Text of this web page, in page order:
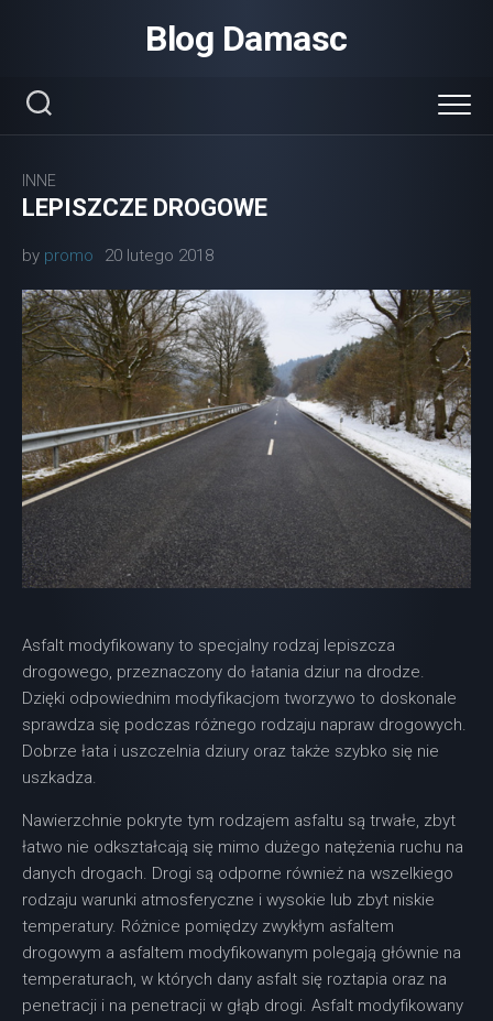
Blog Damasc
INNE
LEPISZCZE DROGOWE
by promo 20 lutego 2018
Asfalt modyfikowany to specjalny rodzaj lepiszcza
drogowego, przeznaczony do łatania dziur na drodze.
Dzięki odpowiednim modyfikacjom tworzywo to doskonale
sprawdza się podczas różnego rodzaju napraw drogowych.
Dobrze łata i uszczelnia dziury oraz także szybko się nie
uszkadza.
Nawierzchnie pokryte tym rodzajem asfaltu są trwałe, zbyt
łatwo nie odkształcają się mimo dużego natężenia ruchu na
danych drogach. Drogi są odporne również na wszelkiego
rodzaju warunki atmosferyczne i wysokie lub zbyt niskie
temperatury. Różnice pomiędzy zwykłym asfaltem
drogowym a asfaltem modyfikowanym polegają głównie na
temperaturach, w których dany asfalt się roztapia oraz na
penetracji i na penetracji w głąb drogi. Asfalt modyfikowany